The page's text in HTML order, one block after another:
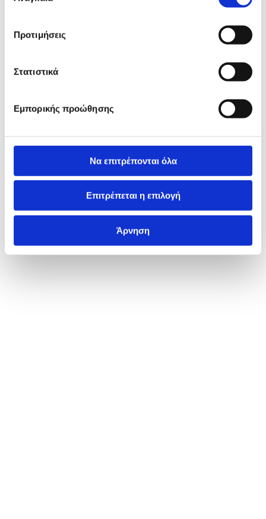
Προτιμήσεις
Στατιστικά
Εμπορικής προώθησης
Να επιτρέπονται όλα
Επιτρέπεται η επιλογή
Άρνηση